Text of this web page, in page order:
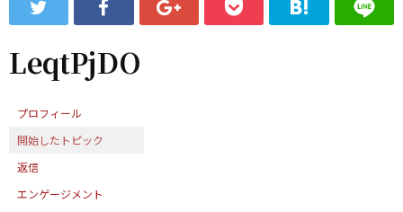
ッ
プ
フ
ォ
ム
LeqtPjDO
プロフィール
開始したトピック
返信
エンゲージメント